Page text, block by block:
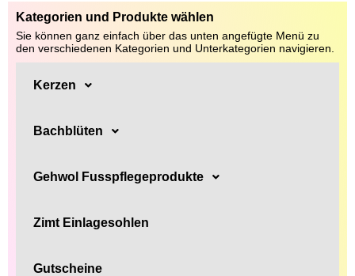
Kategorien und Produkte wählen
Sie können ganz einfach über das unten angefügte Menü zu
den verschiedenen Kategorien und Unterkategorien navigieren.
Kerzen
Bachblüten
Gehwol Fusspflegeprodukte
Zimt Einlagesohlen
Gutscheine